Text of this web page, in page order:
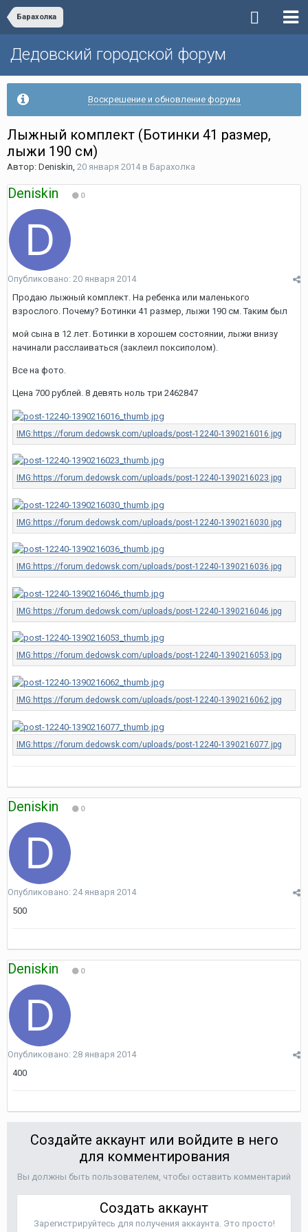
Барахолка
Дедовский городской форум
Воскрешение и обновление форума
Лыжный комплект (Ботинки 41 размер,
лыжи 190 см)
Автор: Deniskin, 20 января 2014в Барахолка
Deniskin 0
Опубликовано: 20 января 2014
Продаю лыжный комплект. На ребенка или маленького
взрослого. Почему? Ботинки 41 размер, лыжи 190 см. Таким был
мой сына в 12 лет. Ботинки в хорошем состоянии, лыжи внизу
начинали расслаиваться (заклеил поксиполом).
Все на фото.
Цена 700 рублей. 8 девять ноль три 2462847
Deniskin 0
Опубликовано: 24 января 2014
500
Deniskin 0
Опубликовано: 28 января 2014
400
Создайте аккаунт или войдите в него
для комментирования
Вы должны быть пользователем, чтобы оставить комментарий
Создать аккаунт
Зарегистрируйтесь для получения аккаунта. Это просто!